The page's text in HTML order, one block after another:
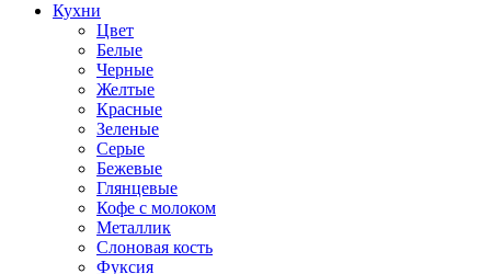
Кухни
Цвет
Белые
Черные
Желтые
Красные
Зеленые
Серые
Бежевые
Глянцевые
Кофе с молоком
Металлик
Слоновая кость
Фуксия